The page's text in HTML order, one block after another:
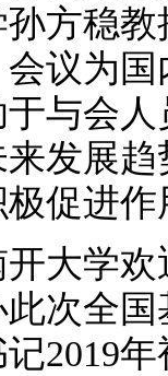
方稳
议为
与会
发展
促进作
学欢
次全
2019